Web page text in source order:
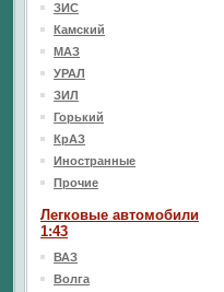
ЗИС
Камский
МАЗ
УРАЛ
ЗИЛ
Горький
КрАЗ
Иностранные
Прочие
Легковые автомобили
1:43
ВАЗ
Волга